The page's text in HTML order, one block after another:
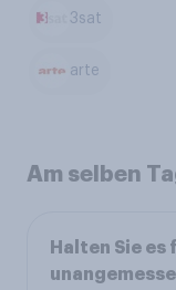
3sat
arte
Am selben
Halten Sie